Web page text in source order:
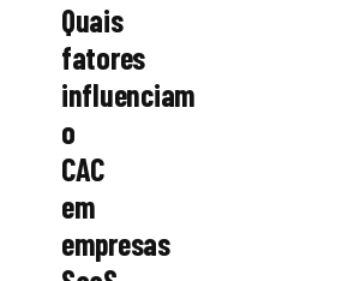
Quais
fatores
influenciam
o
CAC
em
empresas